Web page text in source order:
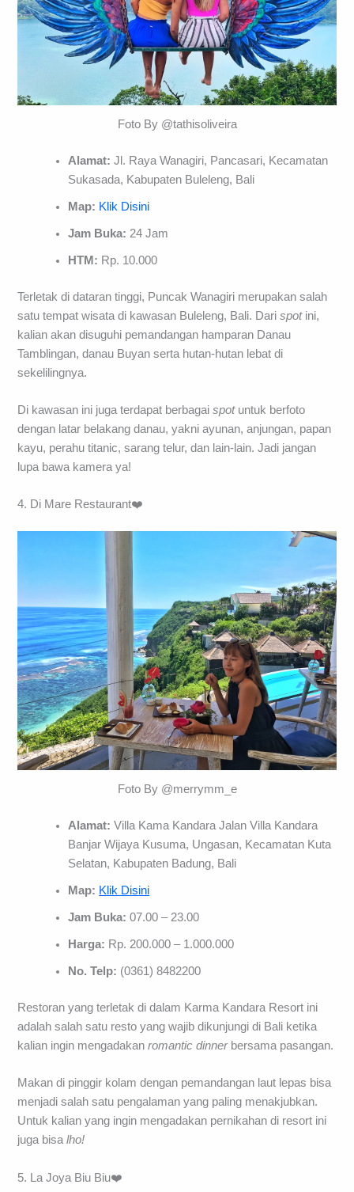
Foto By @tathisoliveira
Alamat:Jl. Raya Wanagiri, Pancasari, Kecamatan
Sukasada, Kabupaten Buleleng, Bali
Map: Klik Disini
Jam Buka: 24 Jam
HTM: Rp. 10.000
Terletak di dataran tinggi, Puncak Wanagiri merupakan salah
satu tempat wisata di kawasan Buleleng, Bali. Darispotini,
kalian akan disuguhi pemandangan hamparan Danau
Tamblingan, danau Buyan serta hutan-hutan lebat di
sekelilingnya.
Di kawasan ini juga terdapat berbagaispotuntuk berfoto
dengan latar belakang danau, yakni ayunan, anjungan, papan
kayu, perahu titanic, sarang telur, dan lain-lain. Jadi jangan
lupa bawa kamera ya!
4. Di Mare Restaurant❤️
Foto By @merrymm_e
Alamat: Villa Kama Kandara Jalan Villa Kandara
Banjar Wijaya Kusuma, Ungasan, Kecamatan Kuta
Selatan, Kabupaten Badung, Bali
Map: Klik Disini
Jam Buka:07.00 – 23.00
Harga: Rp. 200.000 – 1.000.000
No. Telp: (0361) 8482200
Restoran yang terletak di dalam Karma Kandara Resort ini
adalah salah satu resto yang wajib dikunjungi di Bali ketika
kalian ingin mengadakanromantic dinner bersama pasangan.
Makan di pinggir kolam dengan pemandangan laut lepas bisa
menjadi salah satu pengalaman yang paling menakjubkan.
Untuk kalian yang ingin mengadakan pernikahan di resort ini
juga bisalho!
5. La Joya Biu Biu❤️